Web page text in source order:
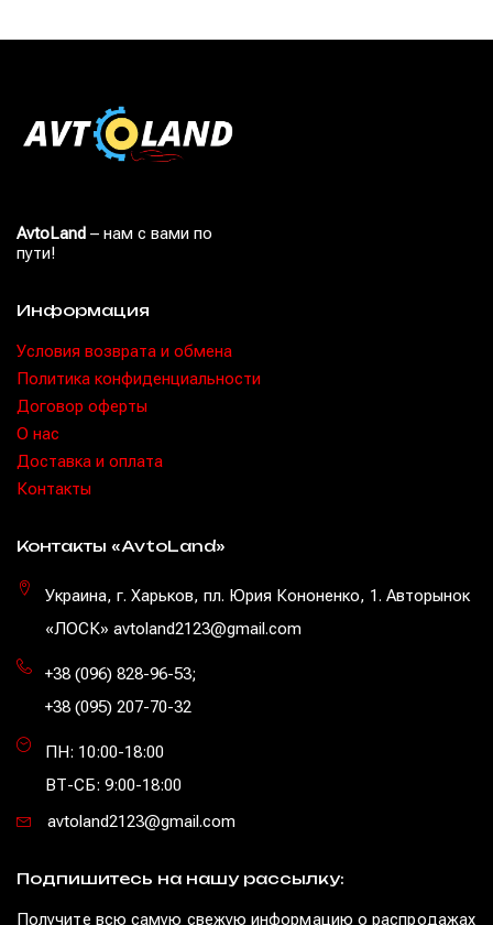
AvtoLand – нам с вами по
пути!
Информация
Условия возврата и обмена
Политика конфиденциальности
Договор оферты
O нас
Доставка и оплата
Контакты
Контакты «AvtoLand»
Украина, г. Харьков, пл. Юрия Кононенко, 1. Авторынок
«ЛОСК» avtoland2123@gmail.com
+38 (096) 828-96-53;
+38 (095) 207-70-32
ПН: 10:00-18:00
ВТ-СБ: 9:00-18:00
avtoland2123@gmail.com
Подпишитесь на нашу рассылку:
Получите всю самую свежую информацию о распродажах